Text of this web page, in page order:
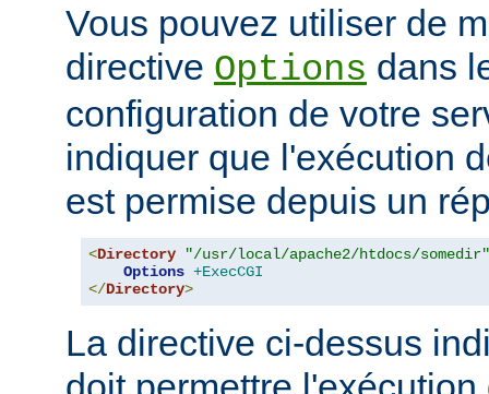
Vous pouvez utiliser de
directive Options dans
configuration de votre
indiquer que l'exécution
est permise depuis un
<Directory
"/usr/local/apache2/htdocs/somedir"
Options +ExecCGI
</Directory>
La directive ci-dessus